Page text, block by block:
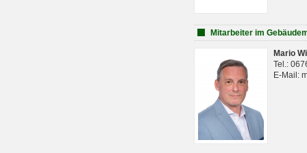
Mitarbeiter im
Mario
Tel.:
E-Mail: